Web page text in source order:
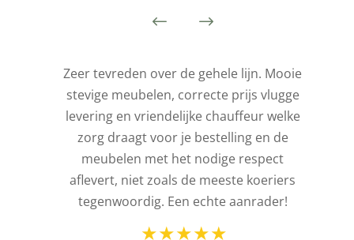
Zeer tevreden over de gehele lijn. Mooie
stevige meubelen, correcte prijs vlugge
levering en vriendelijke chauffeur welke
zorg draagt voor je bestelling en de
meubelen met het nodige respect
aflevert, niet zoals de meeste koeriers
tegenwoordig. Een echte aanrader!